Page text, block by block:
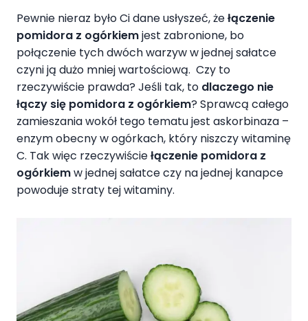
Pewnie nieraz było Ci dane usłyszeć, żełączenie
pomidora z ogórkiemjest zabronione, bo
połączenie tych dwóch warzyw w jednej sałatce
czyni ją dużo mniej wartościową. Czy to
rzeczywiście prawda? Jeśli tak, to dlaczego nie
łączy się pomidora z ogórkiem? Sprawcą całego
zamieszania wokół tego tematu jest askorbinaza –
enzym obecny w ogórkach, który niszczy witaminę
C. Tak więc rzeczywiściełączenie pomidora z
ogórkiemw jednej sałatce czy na jednej kanapce
powoduje straty tej witaminy.